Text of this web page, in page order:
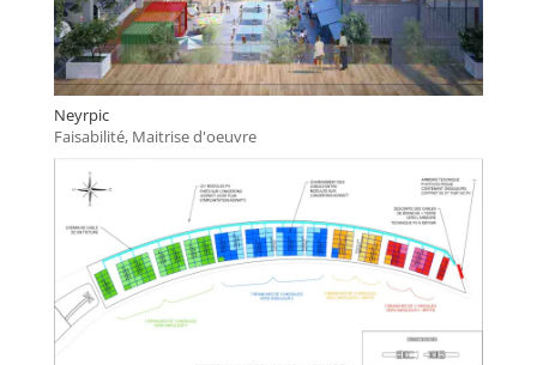
Neyrpic
Faisabilité, Maitrise d'oeuvre